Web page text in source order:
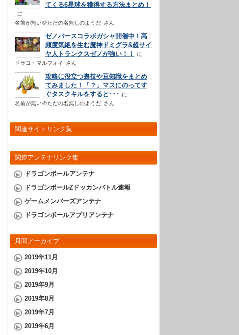
てくる6星球を獲得する方法まとめ！
名前が無い＠ただの名無しのようだ さん
ゼノバースコラボガシャ開催中！高
頻度気絶を生む魔神ドミグラ&超サイ
ヤ人トランクスゼノが強い！！
ドラコ・マルフォイ さん
攻略に役立つ裏技や豆知識をまとめ
てみました！「？」マスにのってす
ぐタスクキルをすると･･･
名前が無い＠ただの名無しのようだ さん
関連サイトリンク集
関連アンテナリンク集
ドラゴンボールアンテナ
ドラゴンボールZドッカンバトル速報
ゲームメンバーズアンテナ
ドラゴンボールアプリアンテナ
月間アーカイブ
2019年11月
2019年10月
2019年9月
2019年8月
2019年7月
2019年6月